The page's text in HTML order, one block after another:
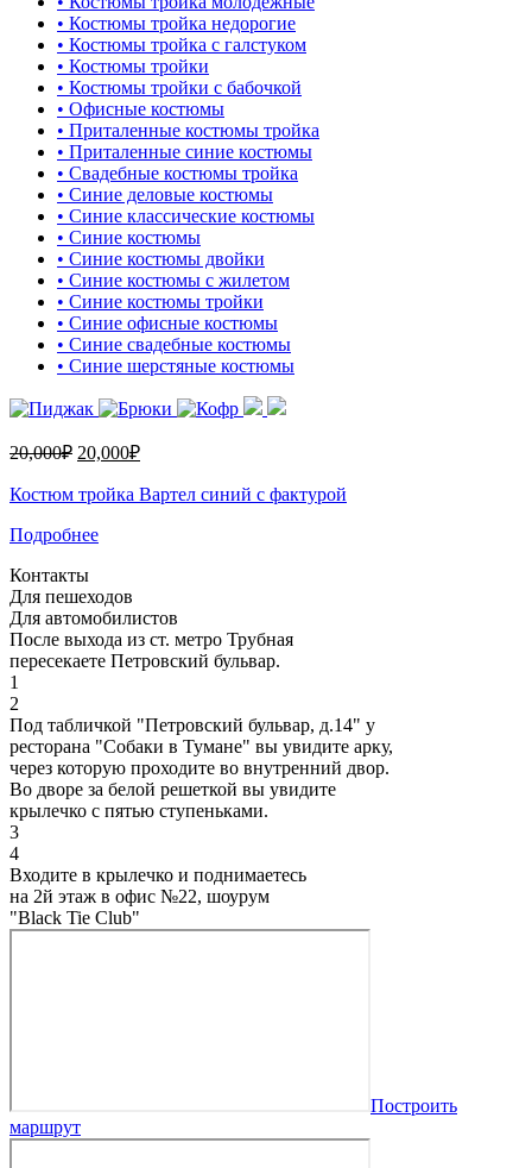
• Костюмы тройка недорогие
• Костюмы тройка с галстуком
• Костюмы тройки
• Костюмы тройки с бабочкой
• Офисные костюмы
• Приталенные костюмы тройка
• Приталенные синие костюмы
• Свадебные костюмы тройка
• Синие деловые костюмы
• Синие классические костюмы
• Синие костюмы
• Синие костюмы двойки
• Синие костюмы с жилетом
• Синие костюмы тройки
• Синие офисные костюмы
• Синие свадебные костюмы
• Синие шерстяные костюмы
20,000₽ 20,000₽
Костюм тройка Вартел синий с фактурой
Подробнее
Контакты
Для пешеходов
Для автомобилистов
После выхода из ст. метро Трубная
пересекаете Петровский бульвар.
1
2
Под табличкой "Петровский бульвар, д.14" у
ресторана "Собаки в Тумане" вы увидите арку,
через которую проходите во внутренний двор.
Во дворе за белой решеткой вы увидите
крылечко с пятью ступеньками.
3
4
Входите в крылечко и поднимаетесь
на 2й этаж в офис №22, шоурум
"Black Tie Club"
Построить
маршрут